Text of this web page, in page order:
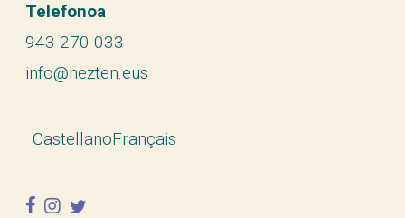
Telefonoa
943 270 033
info@hezten.eus
CastellanoFrançais
facebook
instagram
twitter